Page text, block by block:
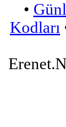
•
Kodları